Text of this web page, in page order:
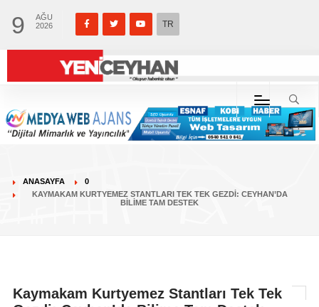
9
AĞU
2026
TR
ANASAYFA
0
KAYMAKAM KURTYEMEZ STANTLARI TEK TEK GEZDI: CEYHAN’DA
BILIME TAM DESTEK
Kaymakam Kurtyemez Stantları Tek Tek